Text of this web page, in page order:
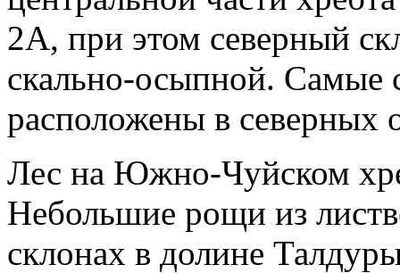
2А, при этом северный
скально-осыпной.
расположены в северных
Лес на Южно-Чуйском
Небольшие рощи из
склонах в долине